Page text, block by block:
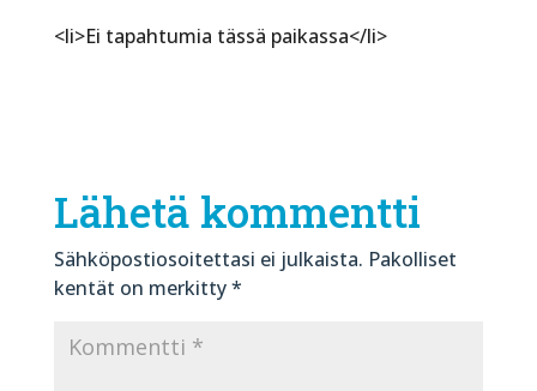
<li>Ei tapahtumia tässä paikassa</li>
Lähetä kommentti
Sähköpostiosoitettasi ei julkaista. Pakolliset
kentät on merkitty*